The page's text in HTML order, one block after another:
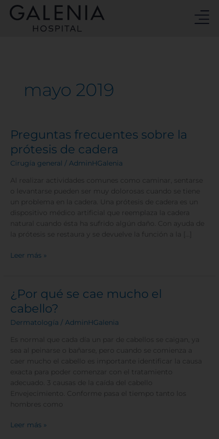
contenido
mayo 2019
Preguntas frecuentes sobre la
prótesis de cadera
Cirugía general /AdminHGalenia
Al realizar actividades comunes como caminar, sentarse
o levantarse pueden ser muy dolorosas cuando se tiene
un problema en la cadera. Una prótesis de cadera es un
dispositivo médico artificial que reemplaza la cadera
natural cuando ésta ha sufrido algún daño. Con ayuda de
la prótesis se restaura y se devuelve la función a la […]
Preguntas
frecuentes
sobre
la
Leer más »
¿Por qué se cae mucho el
cabello?
Dermatología /AdminHGalenia
Es normal que cada día un par de cabellos se caigan, ya
sea al peinarse o bañarse, pero cuando se comienza a
caer mucho el cabello es importante identificar la causa
exacta para poder comenzar con el tratamiento
adecuado. 3 causas de la caída del cabello
Envejecimiento. Conforme pasa el tiempo tanto los
hombres como
¿Por
qué
se
cae
Leer más »